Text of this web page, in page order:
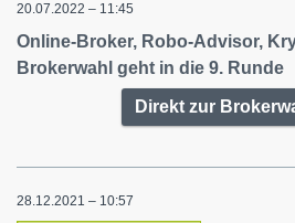
20.07.2022 – 11:45
Online-Broker, Robo-Advisor,
Brokerwahl geht in die 9. Runde
Direkt zur
28.12.2021 – 10:57